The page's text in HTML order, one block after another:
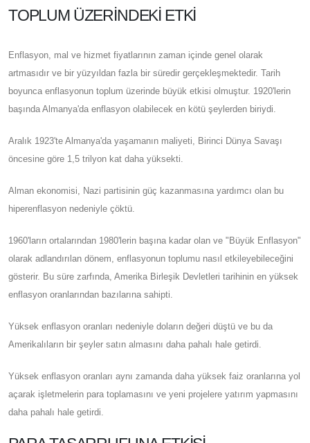
TOPLUM ÜZERINDEKI ETKI
Enflasyon, mal ve hizmet fiyatlarının zaman içinde genel olarak
artmasıdır ve bir yüzyıldan fazla bir süredir gerçekleşmektedir. Tarih
boyunca enflasyonun toplum üzerinde büyük etkisi olmuştur. 1920'lerin
başında Almanya'da enflasyon olabilecek en kötü şeylerden biriydi.
Aralık 1923'te Almanya'da yaşamanın maliyeti, Birinci Dünya Savaşı
öncesine göre 1,5 trilyon kat daha yüksekti.
Alman ekonomisi, Nazi partisinin güç kazanmasına yardımcı olan bu
hiperenflasyon nedeniyle çöktü.
1960'ların ortalarından 1980'lerin başına kadar olan ve "Büyük Enflasyon"
olarak adlandırılan dönem, enflasyonun toplumu nasıl etkileyebileceğini
gösterir. Bu süre zarfında, Amerika Birleşik Devletleri tarihinin en yüksek
enflasyon oranlarından bazılarına sahipti.
Yüksek enflasyon oranları nedeniyle doların değeri düştü ve bu da
Amerikalıların bir şeyler satın almasını daha pahalı hale getirdi.
Yüksek enflasyon oranları aynı zamanda daha yüksek faiz oranlarına yol
açarak işletmelerin para toplamasını ve yeni projelere yatırım yapmasını
daha pahalı hale getirdi.